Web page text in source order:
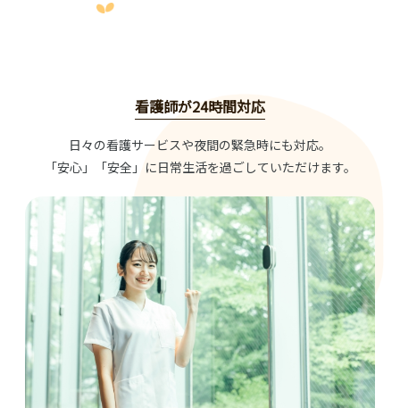
看護師が24時間対応
日々の看護サービスや夜間の緊急時にも対応。
「安心」「安全」に日常生活を過ごしていただけます。